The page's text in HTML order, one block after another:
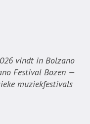
vindt in Bolzano
Festival Bozen —
muziekfestivals